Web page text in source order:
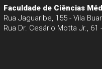
Faculdade de Ciências
Rua Jaguaribe, 155 - Vila
Rua Dr. Cesário Motta Jr., 61